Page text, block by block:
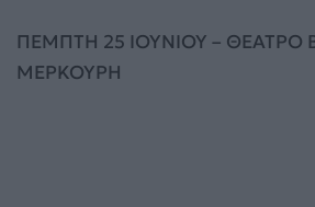
ΠΕΜΠΤΗ 25 ΙΟΥΝΙΟΥ – ΘΕΑΤΡΟ
ΜΕΡΚΟΥΡΗ